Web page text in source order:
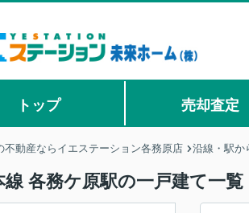
トップ 売却査定
不動産ならイエステーション各務原店 沿線・駅か
線 各務ケ原駅の一戸建て一覧